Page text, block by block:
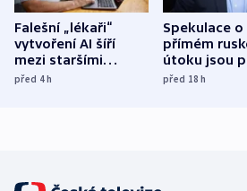
Falešní „lékaři“
vytvoření AI šíří
mezi staršími
Poláky nebezpečné
před 4h
Spekulace o
přímém
útoku jsou
míní estonský
před 18h